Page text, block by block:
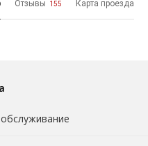
Отзывы 155 Карта проезда